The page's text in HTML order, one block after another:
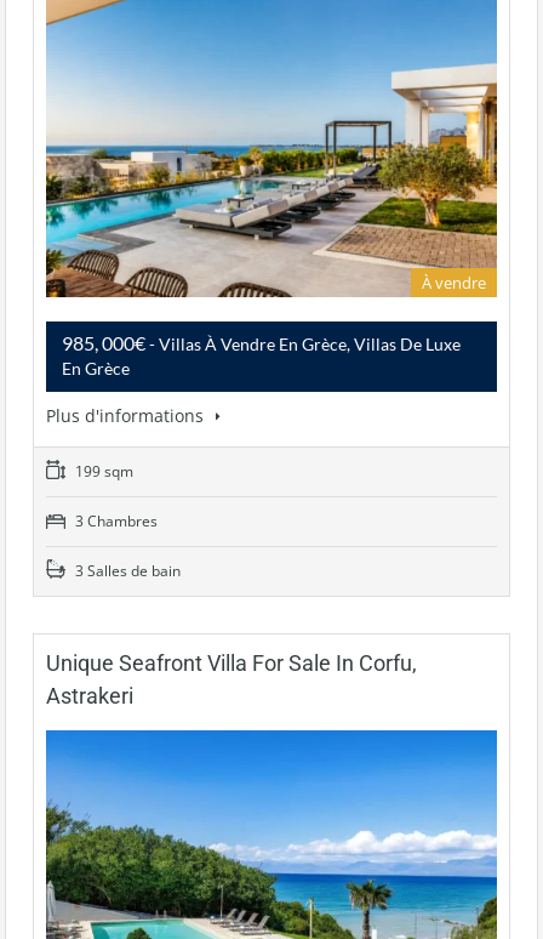
À vendre
985, 000€- Villas À Vendre En Grèce, Villas De Luxe
En Grèce
Plus d'informations
199 sqm
3 Chambres
3 Salles de bain
Unique Seafront Villa For Sale In Corfu,
Astrakeri